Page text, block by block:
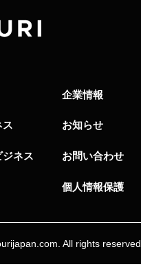
ス
ジネス
企業情報
お知らせ
お問い合わせ
個人情報保護
All rights reserved.